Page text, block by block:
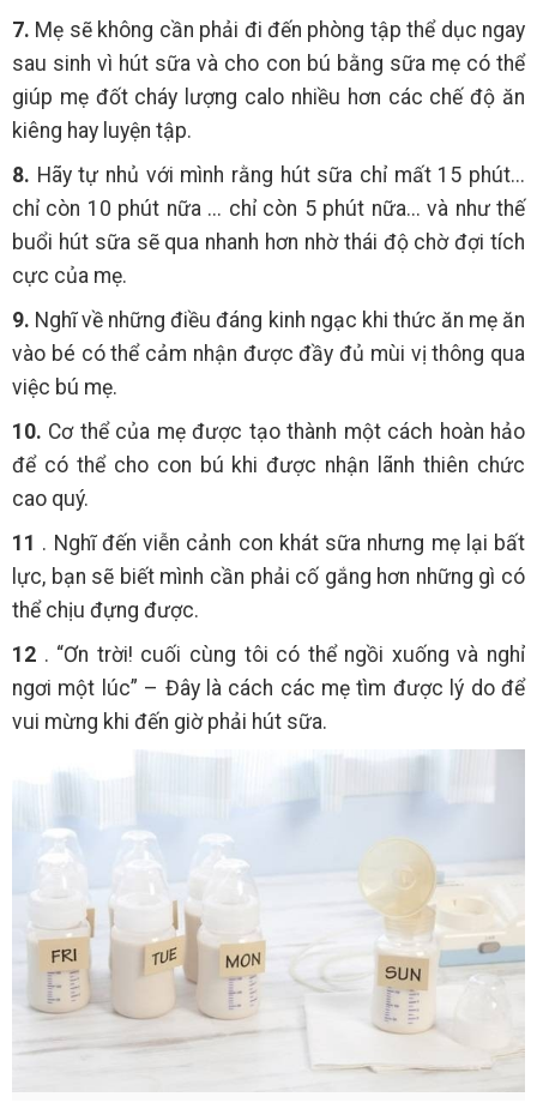
7. Mẹ sẽ không cần phải đi đến phòng tập thể dục ngay
sau sinh vì hút sữa và cho con bú bằng sữa mẹ có thể
giúp mẹ đốt cháy lượng calo nhiều hơn các chế độ ăn
kiêng hay luyện tập.
8. Hãy tự nhủ với mình rằng hút sữa chỉ mất 15 phút...
chỉ còn 10 phút nữa ... chỉ còn 5 phút nữa... và như thế
buổi hút sữa sẽ qua nhanh hơn nhờ thái độ chờ đợi tích
cực của mẹ.
9. Nghĩ về những điều đáng kinh ngạc khi thức ăn mẹ ăn
vào bé có thể cảm nhận được đầy đủ mùi vị thông qua
việc bú mẹ.
10. Cơ thể của mẹ được tạo thành một cách hoàn hảo
để có thể cho con bú khi được nhận lãnh thiên chức
cao quý.
11 . Nghĩ đến viễn cảnh con khát sữa nhưng mẹ lại bất
lực, bạn sẽ biết mình cần phải cố gắng hơn những gì có
thể chịu đựng được.
12 . “Ơn trời! cuối cùng tôi có thể ngồi xuống và nghỉ
ngơi một lúc” – Đây là cách các mẹ tìm được lý do để
vui mừng khi đến giờ phải hút sữa.